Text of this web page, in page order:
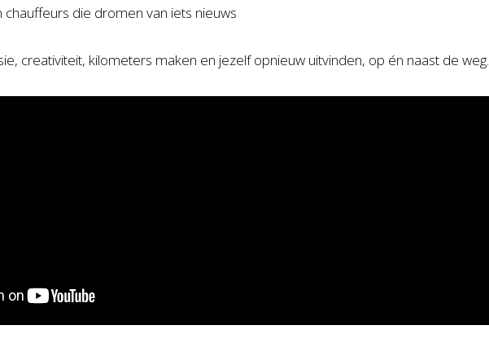
chauffeurs die dromen van iets nieuws
creativiteit, kilometers maken en jezelf opnieuw uitvinden, op én naast de weg.